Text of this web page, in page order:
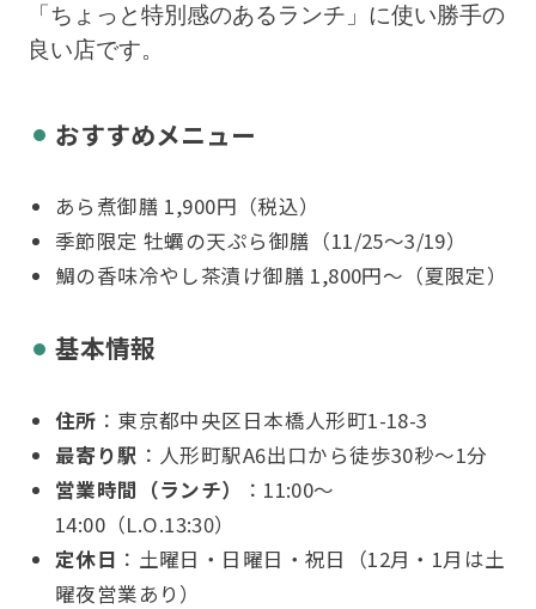
「ちょっと特別感のあるランチ」に使い勝手の
良い店です。
おすすめメニュー
あら煮御膳 1,900円（税込）
季節限定 牡蠣の天ぷら御膳（11/25〜3/19）
鯛の香味冷やし茶漬け御膳 1,800円〜（夏限定）
基本情報
住所 ：東京都中央区日本橋人形町1-18-3
最寄り駅 ：人形町駅A6出口から徒歩30秒〜1分
営業時間（ランチ）
：11:00〜
14:00（L.O.13:30）
定休日 ：土曜日・日曜日・祝日（12月・1月は土
曜夜営業あり）